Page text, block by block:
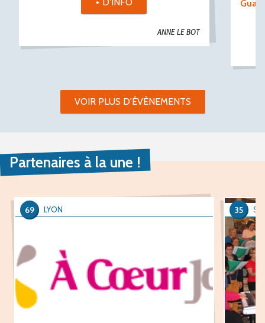
ANNE LE BOT
VOIR PLUS D'ÉVÈNEMENTS
Partenaires à la une !
LYON
69 35